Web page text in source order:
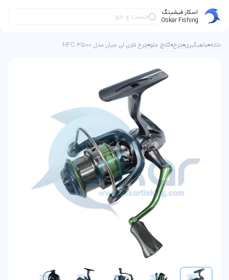
اسکار فیشینگ
Oskar Fishing
خانه ماهیگیری چرخ کلاچ جلو چرخ فلزی لی جیان مدل HFC 3500